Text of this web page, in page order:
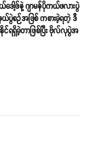
ဖ်နဲ့ ဂျာမန်ပိုကယ်ဖလားပွဲ
ပွဲစဉ်အဖြစ် ကစားခဲ့ရတဲ့ ဒီ
ရရှိခဲ့တာဖြစ်ပြီး ဗိုလ်လုပွဲအ